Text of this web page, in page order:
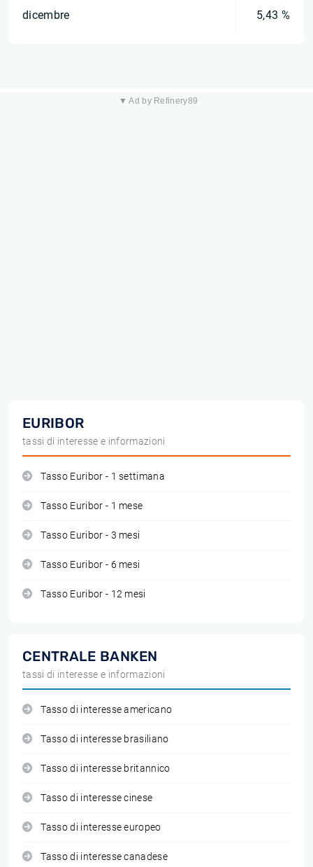
dicembre 5,43 %
▼ Ad by Refinery89
EURIBOR
tassi di interesse e informazioni
Tasso Euribor - 1 settimana
Tasso Euribor - 1 mese
Tasso Euribor - 3 mesi
Tasso Euribor - 6 mesi
Tasso Euribor - 12 mesi
CENTRALE BANKEN
tassi di interesse e informazioni
Tasso di interesse americano
Tasso di interesse brasiliano
Tasso di interesse britannico
Tasso di interesse cinese
Tasso di interesse europeo
Tasso di interesse canadese